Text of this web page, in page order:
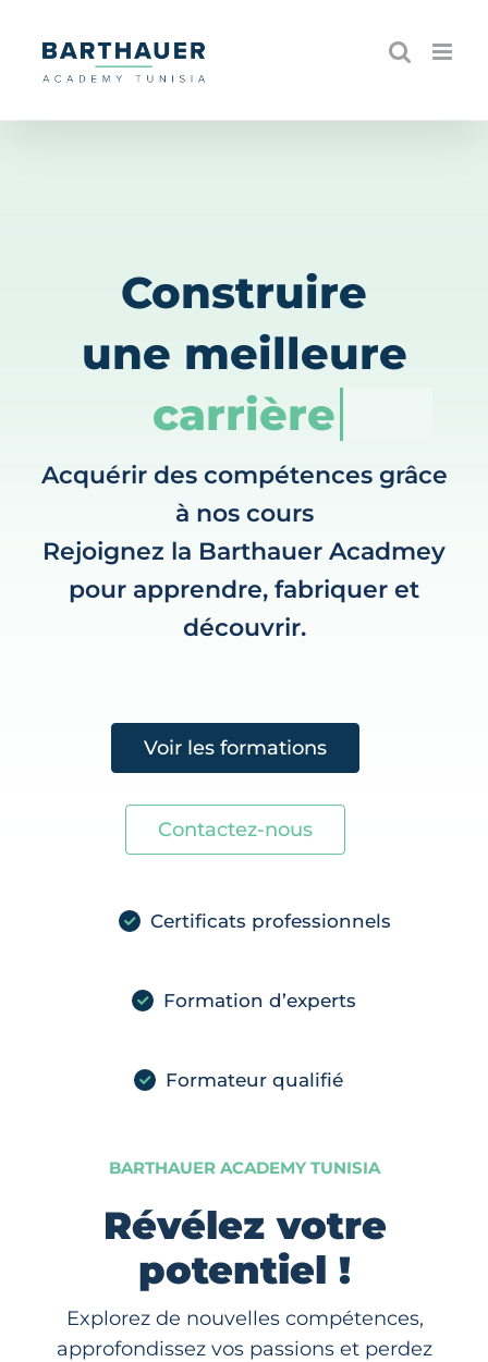
content
Construire
une meilleure
carrière
Acquérir des compétences grâce
à nos cours
Rejoignez la Barthauer Acadmey
pour apprendre, fabriquer et
découvrir.
Voir les formations
Contactez-nous
Certificats professionnels
Formation d’experts
Formateur qualifié
BARTHAUER ACADEMY TUNISIA
Révélez votre
potentiel !
Explorez de nouvelles compétences,
approfondissez vos passions et perdez